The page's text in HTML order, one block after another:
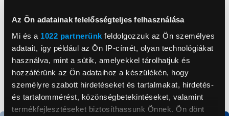
Az Ön adatainak felelősségteljes felhasználása
Mi és a 1022 partnerünk feldolgozzuk az Ön személyes
adatait, így például az Ön IP-címét, olyan technológiákat
használva, mint a sütik, amelyekkel tárolhatjuk és
hozzáférünk az Ön adataihoz a készülékén, hogy
személyre szabott hirdetéseket és tartalmakat, hirdetés-
és tartalommérést, közönségbetekintéseket, valamint
termékfejlesztéseket biztosíthassunk Önnek. Ön dönt